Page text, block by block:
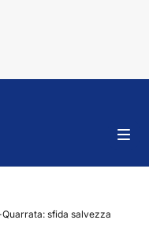
sfida salvezza